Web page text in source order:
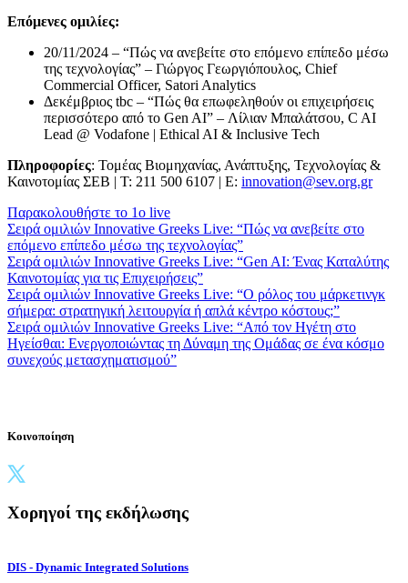
Επόμενες ομιλίες:
20/11/2024 – “Πώς να ανεβείτε στο επόμενο επίπεδο μέσω
της τεχνολογίας” – Γιώργος Γεωργιόπουλος, Chief
Commercial Officer, Satori Analytics
Δεκέμβριος tbc – “Πώς θα επωφεληθούν οι επιχειρήσεις
περισσότερο από το Gen AI” – Λίλιαν Μπαλάτσου, C AI
Lead @ Vodafone | Ethical AI & Inclusive Tech
Πληροφορίες: Τομέας Βιομηχανίας, Ανάπτυξης, Τεχνολογίας &
Καινοτομίας ΣΕΒ | Τ: 211 500 6107 | Ε: innovation@sev.org.gr
Παρακολουθήστε το 1ο live
Σειρά ομιλιών Innovative Greeks Live: “Πώς να ανεβείτε στο
επόμενο επίπεδο μέσω της τεχνολογίας”
Σειρά ομιλιών Innovative Greeks Live: “Gen AI: Ένας Καταλύτης
Καινοτομίας για τις Επιχειρήσεις”
Σειρά ομιλιών Innovative Greeks Live: “Ο ρόλος του μάρκετινγκ
σήμερα: στρατηγική λειτουργία ή απλά κέντρο κόστους;”
Σειρά ομιλιών Innovative Greeks Live: “Από τον Ηγέτη στο
Ηγείσθαι: Ενεργοποιώντας τη Δύναμη της Ομάδας σε ένα κόσμο
συνεχούς μετασχηματισμού”
Κοινοποίηση
Χορηγοί της εκδήλωσης
DIS - Dynamic Integrated Solutions